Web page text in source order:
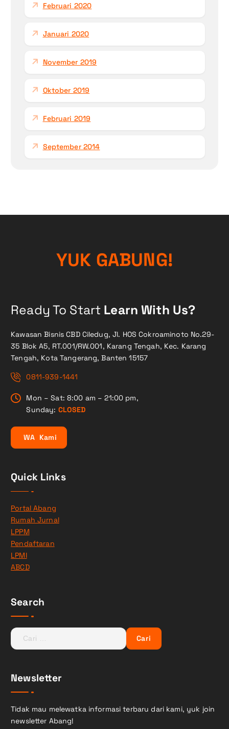
Februari 2020
Januari 2020
November 2019
Oktober 2019
Februari 2019
September 2014
YUK GABUNG!
Ready To Start Learn With Us?
Kawasan Bisnis CBD Ciledug, Jl. HOS Cokroaminoto No.29-
35 Blok A5, RT.001/RW.001, Karang Tengah, Kec. Karang
Tengah, Kota Tangerang, Banten 15157
0811-939-1441
Mon – Sat: 8:00 am – 21:00 pm,
Sunday: CLOSED
WA Kami
Quick Links
Portal Abang
Rumah Jurnal
LPPM
Pendaftaran
LPMI
ABCD
Search
C
a
u
n
Newsletter
Tidak mau melewatka informasi terbaru dari kami, yuk join
newsletter Abang!